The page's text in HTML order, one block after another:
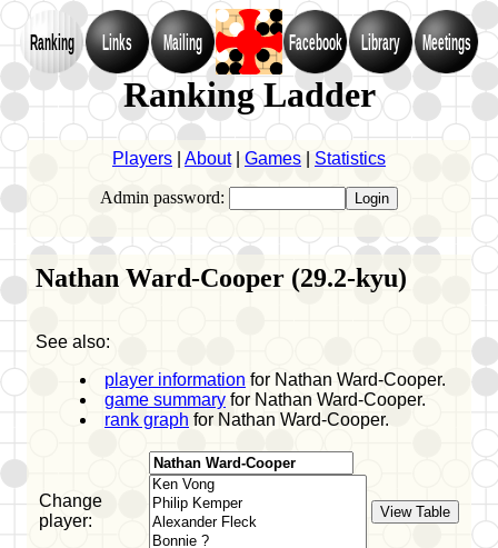
Ranking Links Mailing Facebook Library Meetings
Ranking Ladder
Players About| Games Statistics
Admin password:
Nathan Ward-Cooper (29.2-kyu)
See also:
player information for Nathan Ward-Cooper.
game summary for Nathan Ward-Cooper.
rank graph for Nathan Ward-Cooper.
Change
player: